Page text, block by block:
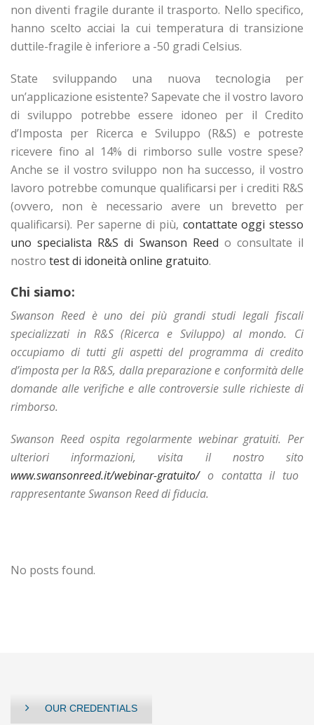
non diventi fragile durante il trasporto. Nello specifico,
hanno scelto acciai la cui temperatura di transizione
duttile-fragile è inferiore a -50 gradi Celsius.
State sviluppando una nuova tecnologia per
un’applicazione esistente? Sapevate che il vostro lavoro
di sviluppo potrebbe essere idoneo per il Credito
d’Imposta per Ricerca e Sviluppo (R&S) e potreste
ricevere fino al 14% di rimborso sulle vostre spese?
Anche se il vostro sviluppo non ha successo, il vostro
lavoro potrebbe comunque qualificarsi per i crediti R&S
(ovvero, non è necessario avere un brevetto per
qualificarsi). Per saperne di più, contattate oggi stesso
uno specialista R&S di Swanson Reed o consultate il
nostro test di idoneità online gratuito.
Chi siamo:
Swanson Reed è uno dei più grandi studi legali fiscali
specializzati in R&S (Ricerca e Sviluppo) al mondo. Ci
occupiamo di tutti gli aspetti del programma di credito
d’imposta per la R&S, dalla preparazione e conformità delle
domande alle verifiche e alle controversie sulle richieste di
rimborso.
Swanson Reed ospita regolarmente webinar gratuiti. Per
ulteriori informazioni, visita il nostro sito
www.swansonreed.it/webinar-gratuito/o contatta il tuo
rappresentante Swanson Reed di fiducia.
No posts found.
OUR CREDENTIALS